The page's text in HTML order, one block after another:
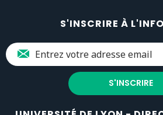
S'INSCRIRE À